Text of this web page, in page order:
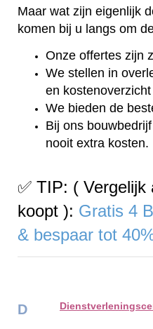
Maar wat zijn eigenlijk
komen bij u langs om
Onze offertes zijn
We stellen in
en kostenoverzicht
We bieden de
Bij ons
nooit extra kosten.
✅ TIP: ( Vergelijk
koopt ): Gratis 4
& bespaar tot
D